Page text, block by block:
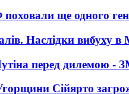
ще одного
Наслідки вибуху в
перед дилемою -
Сійярто